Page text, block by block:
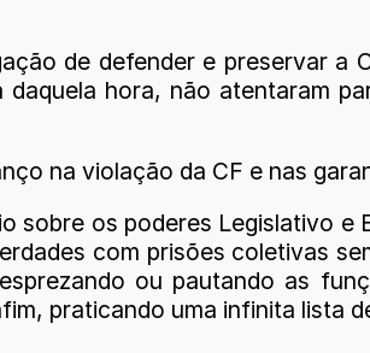
de defender e preservar
hora, não atentaram
na violação da CF e nas
sobre os poderes Legislativo
com prisões coletivas
ou pautando as
praticando uma infinita lista